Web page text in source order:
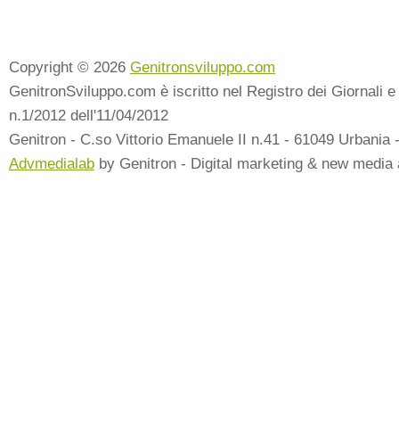
Copyright © 2026 Genitronsviluppo.com
GenitronSviluppo.com è iscritto nel Registro dei Giornali
n.1/2012 dell'11/04/2012
Genitron - C.so Vittorio Emanuele II n.41 - 61049 Urbania
Advmedialab by Genitron - Digital marketing & new media